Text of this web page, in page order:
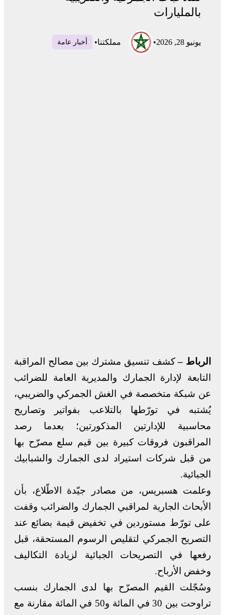
بالمليارات
يونيو 28, 2026 • مملكتنا• أخبار عامة
الرباط –كشف تنسيق مشترك بين مصالح المراقبة
التابعة لإدارة الجمارك والمديرية العامة للضرائب
عن شبكة متخصصة في الغش الجمركي والضريبي،
يُشتبه في تورّطها بالتلاعب بفواتير وتصاريح
محاسبية للإدارتين المذكورتين؛ بعدما رصد
المراقبون فروقات كبيرة بين قيم سلع مصرّح بها
من قبل شركات استيراد لدى الجمارك والشبابيك
الجبائية.
وعلمت هسبريس، من مصادر جيّدة الاطّلاع، بأن
الأبحاث الجارية لمراقبي الجمارك والضرائب وقفت
على تورّط مستوردين في تخفيض قيمة بضائع عند
التصريح الجمركي لتقليص الرسوم المستحقة، قبل
رفعها في التصريحات الجبائية لزيادة التكاليف
وخفض الأرباح.
وسُجّلت القيم المصرّح بها لدى الجمارك بنسب
تراوحت بين 30 في المائة و50 في المائة مقارنة مع